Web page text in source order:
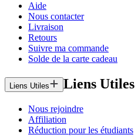
Aide
Nous contacter
Livraison
Retours
Suivre ma commande
Solde de la carte cadeau
Liens Utiles Liens Utiles
Nous rejoindre
Affiliation
Réduction pour les étudiants